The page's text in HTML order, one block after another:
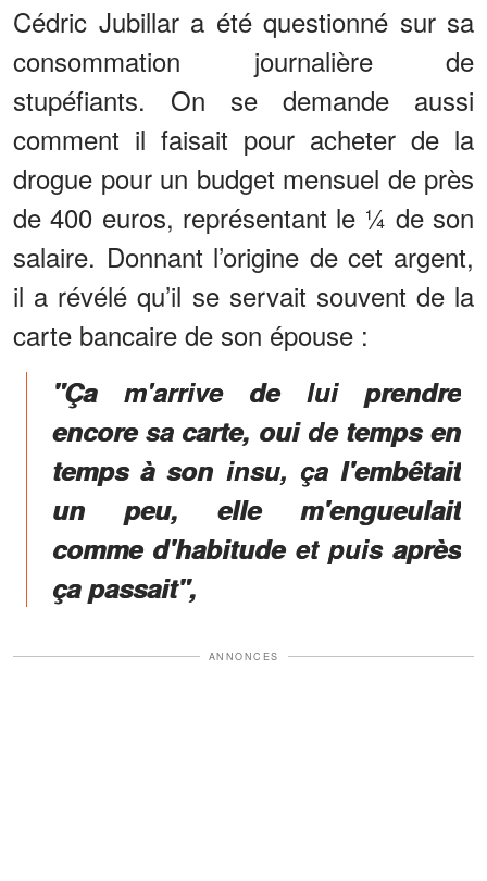
Cédric Jubillar a été questionné sur sa
consommation journalière de
stupéfiants. On se demande aussi
comment il faisait pour acheter de la
drogue pour un budget mensuel de près
de 400 euros, représentant le ¼ de son
salaire. Donnant l’origine de cet argent,
il a révélé qu’il se servait souvent de la
carte bancaire de son épouse :
"Ça m'arrive de lui prendre
encore sa carte, oui de temps en
temps à son insu, ça l'embêtait
un peu, elle m'engueulait
comme d'habitude et puis après
ça passait",
ANNONCES